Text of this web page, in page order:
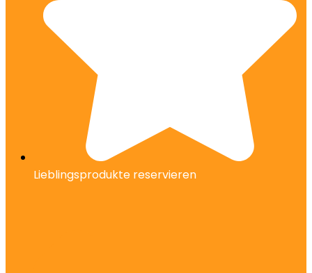
Lieblingsprodukte reservieren